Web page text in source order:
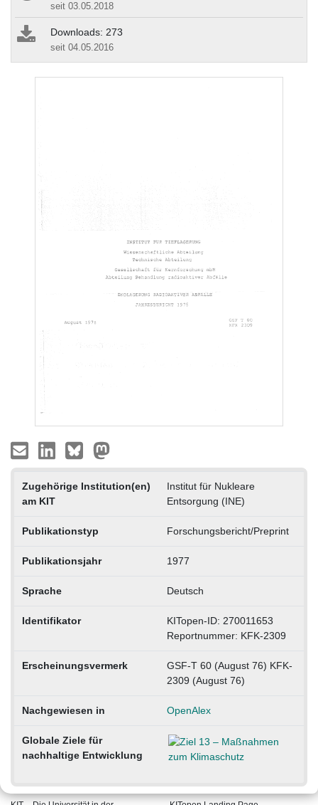
seit 03.05.2018
Downloads: 273
seit 04.05.2016
Zugehörige Institution(en)
am KIT
Institut für Nukleare
Entsorgung (INE)
Publikationstyp Forschungsbericht/Preprint
Publikationsjahr 1977
Sprache Deutsch
Identifikator
KITopen-ID: 270011653
Reportnummer: KFK-2309
Erscheinungsvermerk
GSF-T 60 (August 76) KFK-
2309 (August 76)
Nachgewiesen in OpenAlex
Globale Ziele für
nachhaltige Entwicklung